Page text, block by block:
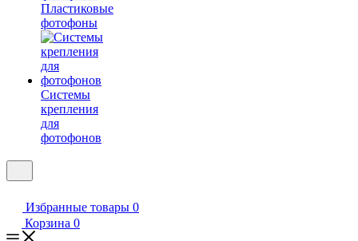
Пластиковые
фотофоны
Системы
крепления
для
фотофонов
Избранные товары 0
Корзина 0